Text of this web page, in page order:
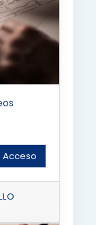
Acceso